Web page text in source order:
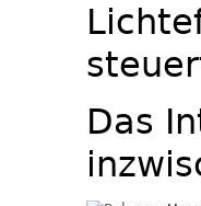
Das